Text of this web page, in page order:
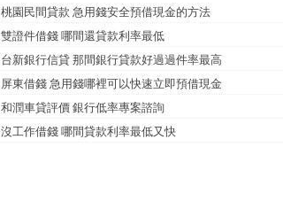
桃園民間貸款 急用錢安全預借現金的方法
雙證件借錢 哪間還貸款利率最低
台新銀行信貸 那間銀行貸款好過過件率最高
屏東借錢 急用錢哪裡可以快速立即預借現金
和潤車貸評價 銀行低率專案諮詢
沒工作借錢 哪間貸款利率最低又快